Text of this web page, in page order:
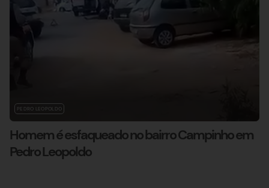
PEDRO LEOPOLDO
Homem é esfaqueado no bairro Campinho em
Pedro Leopoldo